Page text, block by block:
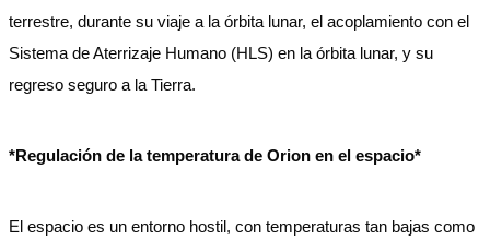
terrestre, durante su viaje a la órbita lunar, el acoplamiento con el
Sistema de Aterrizaje Humano (HLS) en la órbita lunar, y su
regreso seguro a la Tierra.
*Regulación de la temperatura de Orion en el espacio*
El espacio es un entorno hostil, con temperaturas tan bajas como